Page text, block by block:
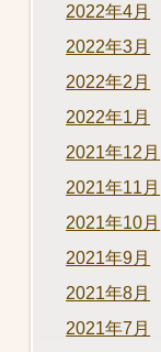
2022年4月
2022年3月
2022年2月
2022年1月
2021年12月
2021年11月
2021年10月
2021年9月
2021年8月
2021年7月